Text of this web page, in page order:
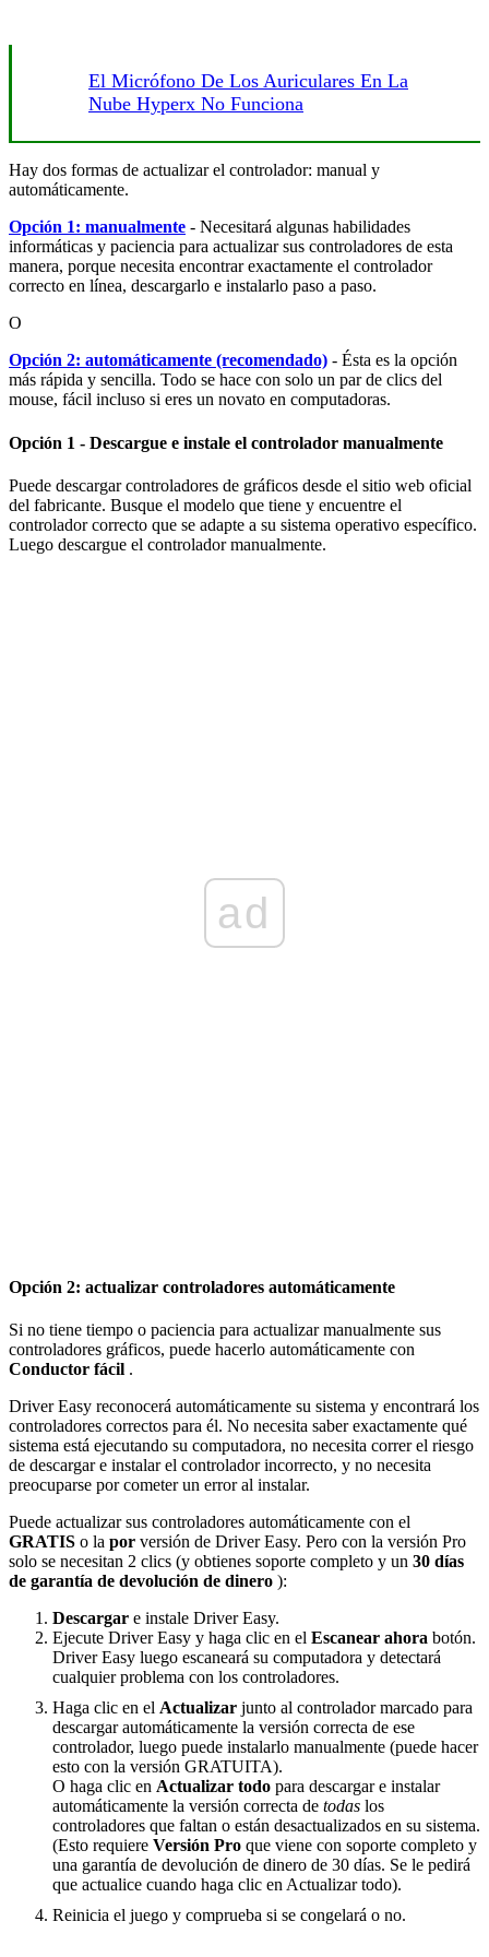
El Micrófono De Los Auriculares En La
Nube Hyperx No Funciona
Hay dos formas de actualizar el controlador: manual y
automáticamente.
Opción 1: manualmente - Necesitará algunas habilidades
informáticas y paciencia para actualizar sus controladores de esta
manera, porque necesita encontrar exactamente el controlador
correcto en línea, descargarlo e instalarlo paso a paso.
O
Opción 2: automáticamente (recomendado) - Ésta es la opción
más rápida y sencilla. Todo se hace con solo un par de clics del
mouse, fácil incluso si eres un novato en computadoras.
Opción 1 - Descargue e instale el controlador manualmente
Puede descargar controladores de gráficos desde el sitio web oficial
del fabricante. Busque el modelo que tiene y encuentre el
controlador correcto que se adapte a su sistema operativo específico.
Luego descargue el controlador manualmente.
ad
Opción 2: actualizar controladores automáticamente
Si no tiene tiempo o paciencia para actualizar manualmente sus
controladores gráficos, puede hacerlo automáticamente con
Conductor fácil .
Driver Easy reconocerá automáticamente su sistema y encontrará los
controladores correctos para él. No necesita saber exactamente qué
sistema está ejecutando su computadora, no necesita correr el riesgo
de descargar e instalar el controlador incorrecto, y no necesita
preocuparse por cometer un error al instalar.
Puede actualizar sus controladores automáticamente con el
GRATIS o la por versión de Driver Easy. Pero con la versión Pro
solo se necesitan 2 clics (y obtienes soporte completo y un 30 días
de garantía de devolución de dinero ):
Descargar e instale Driver Easy.
Ejecute Driver Easy y haga clic en el Escanear ahora botón.
Driver Easy luego escaneará su computadora y detectará
cualquier problema con los controladores.
Haga clic en el Actualizar junto al controlador marcado para
descargar automáticamente la versión correcta de ese
controlador, luego puede instalarlo manualmente (puede hacer
esto con la versión GRATUITA).
O haga clic en Actualizar todo para descargar e instalar
automáticamente la versión correcta de todas los
controladores que faltan o están desactualizados en su sistema.
(Esto requiere Versión Pro que viene con soporte completo y
una garantía de devolución de dinero de 30 días. Se le pedirá
que actualice cuando haga clic en Actualizar todo).
Reinicia el juego y comprueba si se congelará o no.